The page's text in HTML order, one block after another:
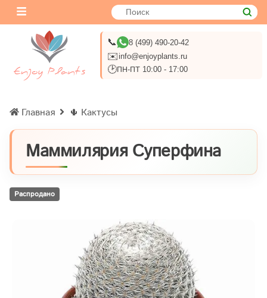
📞 8 (499) 490-20-42
✉️info@enjoyplants.ru
🕑ПН-ПТ 10:00 - 17:00
Главная 🌵 Кактусы
Маммилярия Суперфина
Распродано